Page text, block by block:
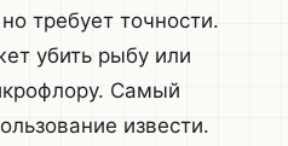
требует точности.
убить рыбу или
Самый
извести.